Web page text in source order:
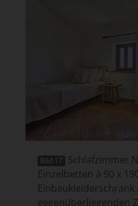
Bild 17
Schlafzimmer
Einzelbetten à 90 x
Einbaukleiderschrank
gegenüberliegenden